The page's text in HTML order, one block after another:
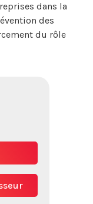
dans la
des
du rôle